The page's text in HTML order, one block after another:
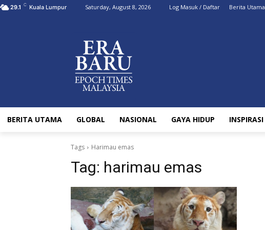
29.1 C Kuala Lumpur Saturday, August 8, 2026 Log Masuk / Daftar Berita Utama
BERITA UTAMA GLOBAL NASIONAL GAYA HIDUP INSPIRASI
Tags Harimau emas
Tag: harimau emas